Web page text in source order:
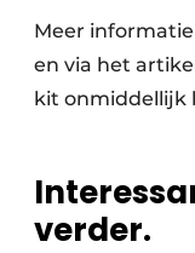
Meer
en via het
kit onmiddellijk
verder.